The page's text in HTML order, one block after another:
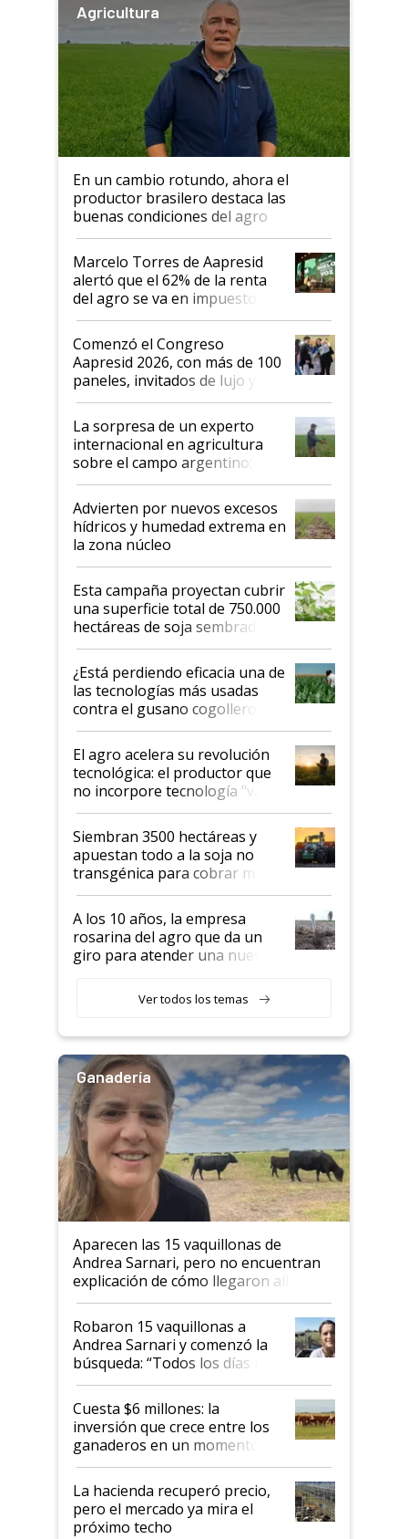
Agricultura
En un cambio rotundo, ahora el
productor brasilero destaca las
buenas condiciones del agro
argentino para invertir: "Los veo
más motivados"
Marcelo Torres de Aapresid
alertó que el 62% de la renta
del agro se va en impuestos:
"No es bueno que en
Argentina se sigan discutiendo
las mismas cosas de hace 50
años"
Comenzó el Congreso
Aapresid 2026, con más de 100
paneles, invitados de lujo y
todas las tendencias
La sorpresa de un experto
internacional en agricultura
sobre el campo argentino:
"Estoy muy impresionado"
Advierten por nuevos excesos
hídricos y humedad extrema en
la zona núcleo
Esta campaña proyectan cubrir
una superficie total de 750.000
hectáreas de soja sembradas
con una nueva generación de
variedades que marcan un
salto tecnológico en genética y
rendimiento
¿Está perdiendo eficacia una de
las tecnologías más usadas
contra el gusano cogollero? El
desafío de una tecnología clave
El agro acelera su revolución
tecnológica: el productor que
no incorpore tecnología "va a
perder el tren"
Siembran 3500 hectáreas y
apuestan todo a la soja no
transgénica para cobrar más
por tonelada: compraron un
semillero
A los 10 años, la empresa
rosarina del agro que da un
giro para atender una nueva
Ver todos los temas
Ganadería
Aparecen las 15 vaquillonas de
Andrea Sarnari, pero no encuentran
explicación de cómo llegaron allí
Robaron 15 vaquillonas a
Andrea Sarnari y comenzó la
búsqueda: “Todos los días le
toca a algún productor”
Cuesta $6 millones: la
inversión que crece entre los
ganaderos en un momento
histórico para la actividad
La hacienda recuperó precio,
pero el mercado ya mira el
próximo techo